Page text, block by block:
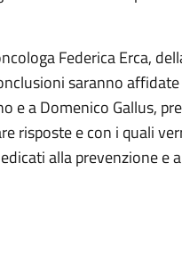
Federica Erca,
saranno
e a Domenico Gallus,
risposte e con i quali
alla prevenzione e